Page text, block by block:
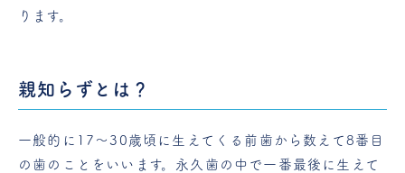
ります。
親知らずとは？
一般的に17～30歳頃に生えてくる前歯から数えて8番目
の歯のことをいいます。永久歯の中で一番最後に生えて